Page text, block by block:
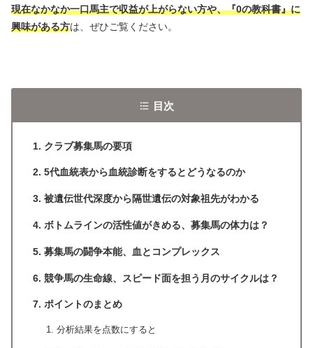
現在なかなか一口馬主で収益が上がらない方や、『0の教科書』に
興味がある方は、ぜひご覧ください。
目次
クラブ募集馬の要項
5代血統表から血統診断をするとどうなるのか
被遺伝世代深度から隔世遺伝の対象祖先がわかる
ボトムラインの活性値がきめる、募集馬の体力は？
募集馬の闘争本能、血とコンプレックス
競争馬の生命線、スピード面を担う月のサイクルは？
ポイントのまとめ
分析結果を点数にすると